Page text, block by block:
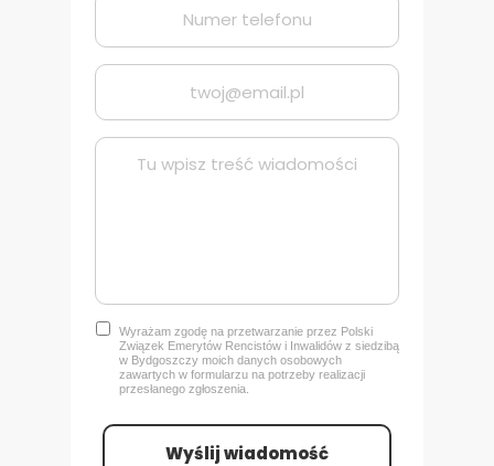
Wyrażam zgodę na przetwarzanie przez Polski
Związek Emerytów Rencistów i Inwalidów z siedzibą
w Bydgoszczy moich danych osobowych
zawartych w formularzu na potrzeby realizacji
przesłanego zgłoszenia.
Wyślij wiadomość